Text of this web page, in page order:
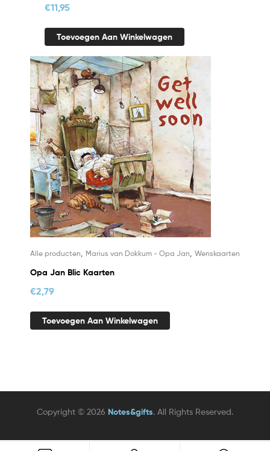
€11,95
Toevoegen Aan Winkelwagen
Alle producten Marius van Dokkum - Opa Jan Wenskaarten
Opa Jan Blic Kaarten
€2,79
Toevoegen Aan Winkelwagen
Copyright © 2026 Notes&gifts. All Rights Reserved.